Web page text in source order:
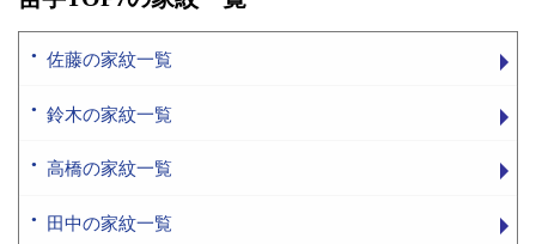
佐藤の家紋一覧
鈴木の家紋一覧
高橋の家紋一覧
田中の家紋一覧